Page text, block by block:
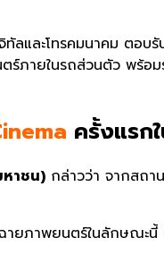
และโทรคมนาคม ตอ
ภายในรถส่วนตัว พร้
ครั้งแรก
หาชน) กล่าวว่า จากสถา
ายภาพยนตร์ในลักษณะ